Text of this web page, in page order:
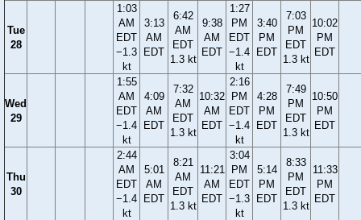
Tue
28
1:03
AM
EDT
−1.3
kt
3:13
AM
EDT
6:42
AM
EDT
1.3 kt
9:38
AM
EDT
1:27
PM
EDT
−1.4
kt
3:40
PM
EDT
7:03
PM
EDT
1.3 kt
10:02
PM
EDT
Wed
29
1:55
AM
EDT
−1.4
kt
4:09
AM
EDT
7:32
AM
EDT
1.3 kt
10:32
AM
EDT
2:16
PM
EDT
−1.4
kt
4:28
PM
EDT
7:49
PM
EDT
1.3 kt
10:50
PM
EDT
Thu
30
2:44
AM
EDT
−1.4
kt
5:01
AM
EDT
8:21
AM
EDT
1.3 kt
11:21
AM
EDT
3:04
PM
EDT
−1.3
kt
5:14
PM
EDT
8:33
PM
EDT
1.3 kt
11:33
PM
EDT